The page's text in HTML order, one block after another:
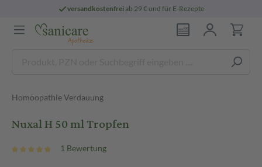
versandkostenfreiab 29 € und für E-Rezepte
Homöopathie Verdauung
Nuxal H 50 ml Tropfen
1 Bewertung